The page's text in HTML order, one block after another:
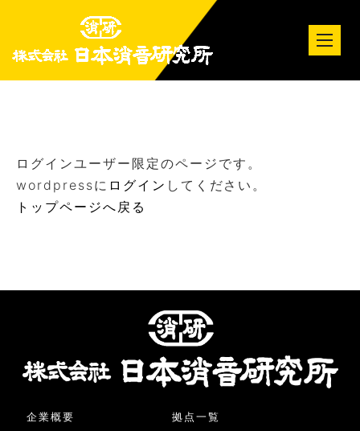
ログインユーザー限定のページです。
wordpressに ログイン してください。
トップページへ戻る
企業概要 拠点一覧